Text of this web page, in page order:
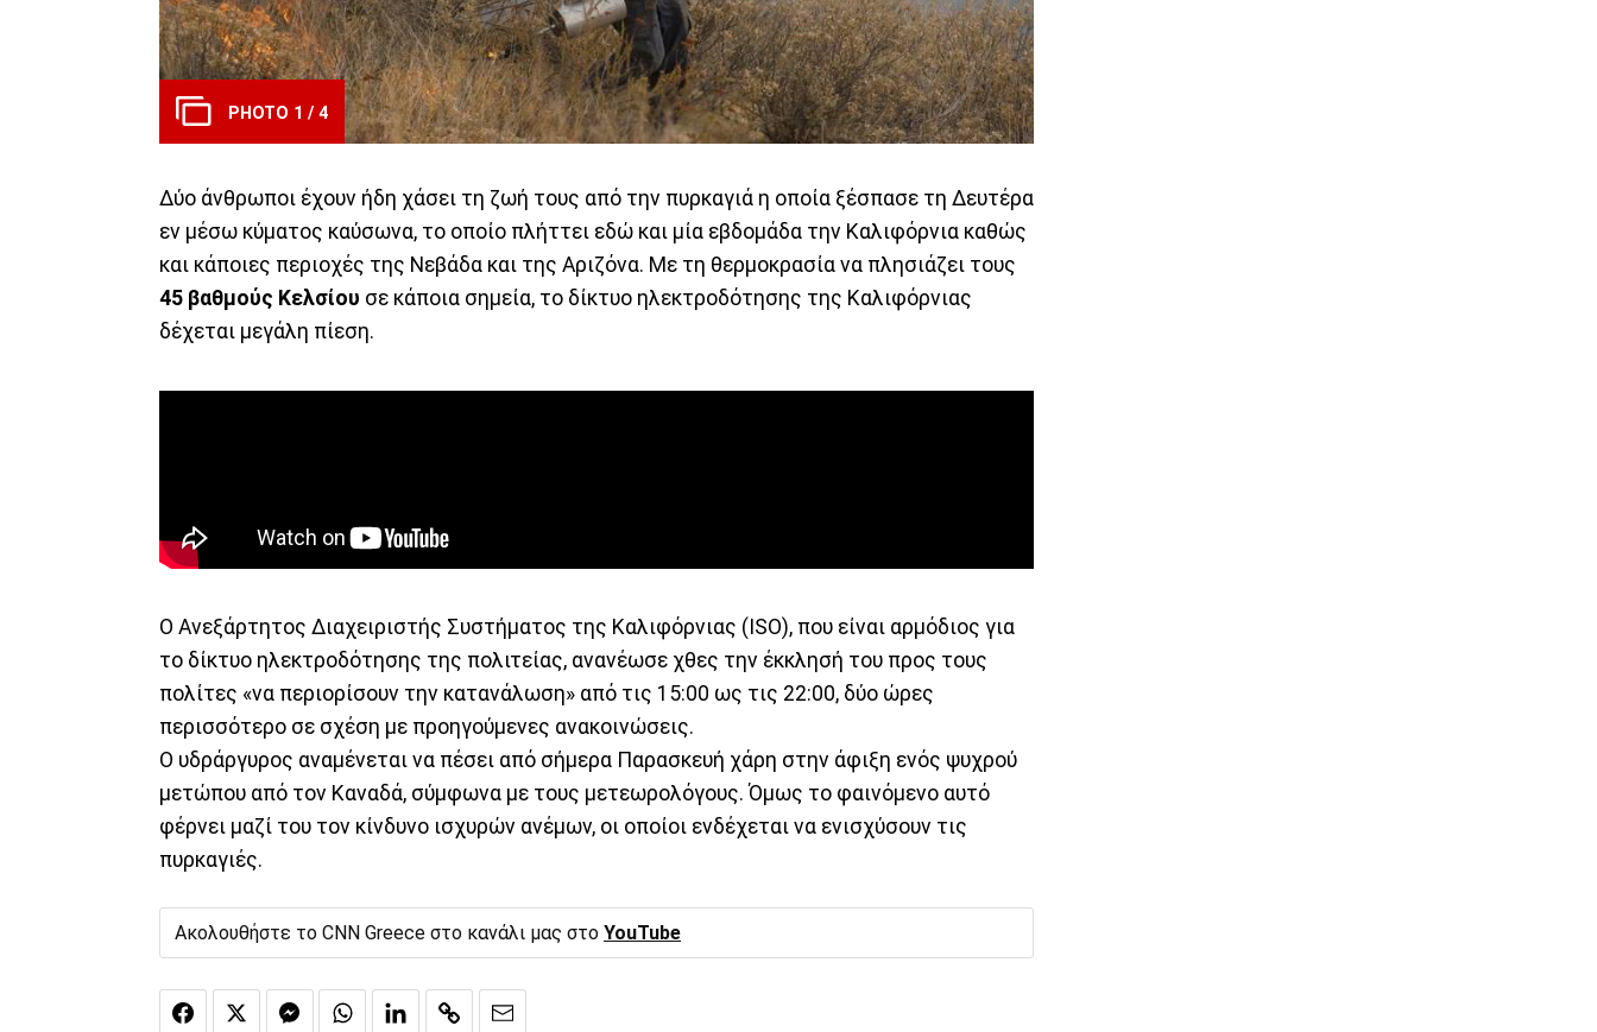
PHOTO 1 / 4
Δύο άνθρωποι έχουν ήδη χάσει τη ζωή τους από την πυρκαγιά η οποία ξέσπασε τη Δευτέρα
εν μέσω κύματος καύσωνα, το οποίο πλήττει εδώ και μία εβδομάδα την Καλιφόρνια καθώς
και κάποιες περιοχές της Νεβάδα και της Αριζόνα. Με τη θερμοκρασία να πλησιάζει τους
45 βαθμούς Κελσίου σε κάποια σημεία, το δίκτυο ηλεκτροδότησης της Καλιφόρνιας
δέχεται μεγάλη πίεση.
Ο Ανεξάρτητος Διαχειριστής Συστήματος της Καλιφόρνιας (ISO), που είναι αρμόδιος για
το δίκτυο ηλεκτροδότησης της πολιτείας, ανανέωσε χθες την έκκλησή του προς τους
πολίτες «να περιορίσουν την κατανάλωση» από τις 15:00 ως τις 22:00, δύο ώρες
περισσότερο σε σχέση με προηγούμενες ανακοινώσεις.
Ο υδράργυρος αναμένεται να πέσει από σήμερα Παρασκευή χάρη στην άφιξη ενός ψυχρού
μετώπου από τον Καναδά, σύμφωνα με τους μετεωρολόγους. Όμως το φαινόμενο αυτό
φέρνει μαζί του τον κίνδυνο ισχυρών ανέμων, οι οποίοι ενδέχεται να ενισχύσουν τις
πυρκαγιές.
Ακολουθήστε το CNN Greece στο κανάλι μας στο YouTube